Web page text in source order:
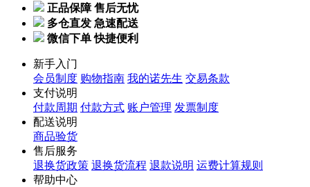
正品保障 售后无忧
多仓直发 急速配送
微信下单 快捷便利
新手入门
会员制度 购物指南 我的诺先生 交易条款
支付说明
付款周期 付款方式 账户管理 发票制度
配送说明
商品验货
售后服务
退换货政策 退换货流程 退款说明 运费计算规则
帮助中心